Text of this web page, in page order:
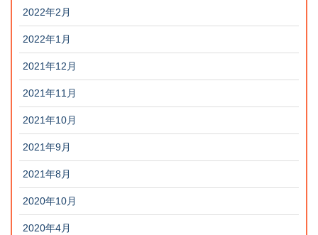
2022年2月
2022年1月
2021年12月
2021年11月
2021年10月
2021年9月
2021年8月
2020年10月
2020年4月